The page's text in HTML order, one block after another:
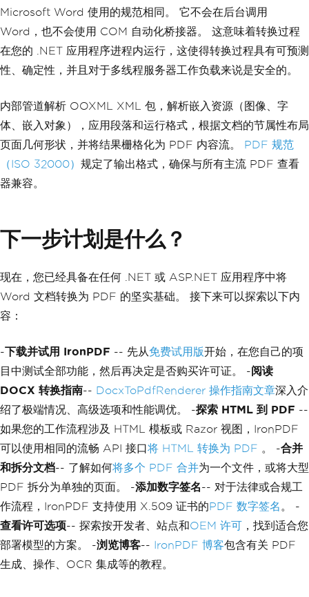
Microsoft Word 使用的规范相同。 它不会在后台调用
Word，也不会使用 COM 自动化桥接器。 这意味着转换过程
在您的 .NET 应用程序进程内运行，这使得转换过程具有可预测
性、确定性，并且对于多线程服务器工作负载来说是安全的。
内部管道解析 OOXML XML 包，解析嵌入资源（图像、字
体、嵌入对象），应用段落和运行格式，根据文档的节属性布局
页面几何形状，并将结果栅格化为 PDF 内容流。 PDF 规范
（ISO 32000） 规定了输出格式，确保与所有主流 PDF 查看
器兼容。
下一步计划是什么？
现在，您已经具备在任何 .NET 或 ASP.NET 应用程序中将
Word 文档转换为 PDF 的坚实基础。 接下来可以探索以下内
容：
-下载并试用 IronPDF -- 先从免费试用版开始，在您自己的项
目中测试全部功能，然后再决定是否购买许可证。 -阅读
DOCX 转换指南-- DocxToPdfRenderer 操作指南文章深入介
绍了极端情况、高级选项和性能调优。 -探索 HTML 到 PDF --
如果您的工作流程涉及 HTML 模板或 Razor 视图，IronPDF
可以使用相同的流畅 API 接口将 HTML 转换为 PDF 。 -合并
和拆分文档-- 了解如何将多个 PDF 合并为一个文件，或将大型
PDF 拆分为单独的页面。 -添加数字签名-- 对于法律或合规工
作流程，IronPDF 支持使用 X.509 证书的PDF 数字签名。 -
查看许可选项-- 探索按开发者、站点和OEM 许可 ，找到适合您
部署模型的方案。 -浏览博客-- IronPDF 博客包含有关 PDF
生成、操作、OCR 集成等的教程。